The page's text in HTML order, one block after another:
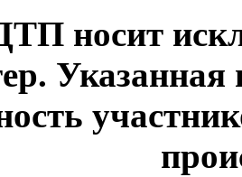
носит